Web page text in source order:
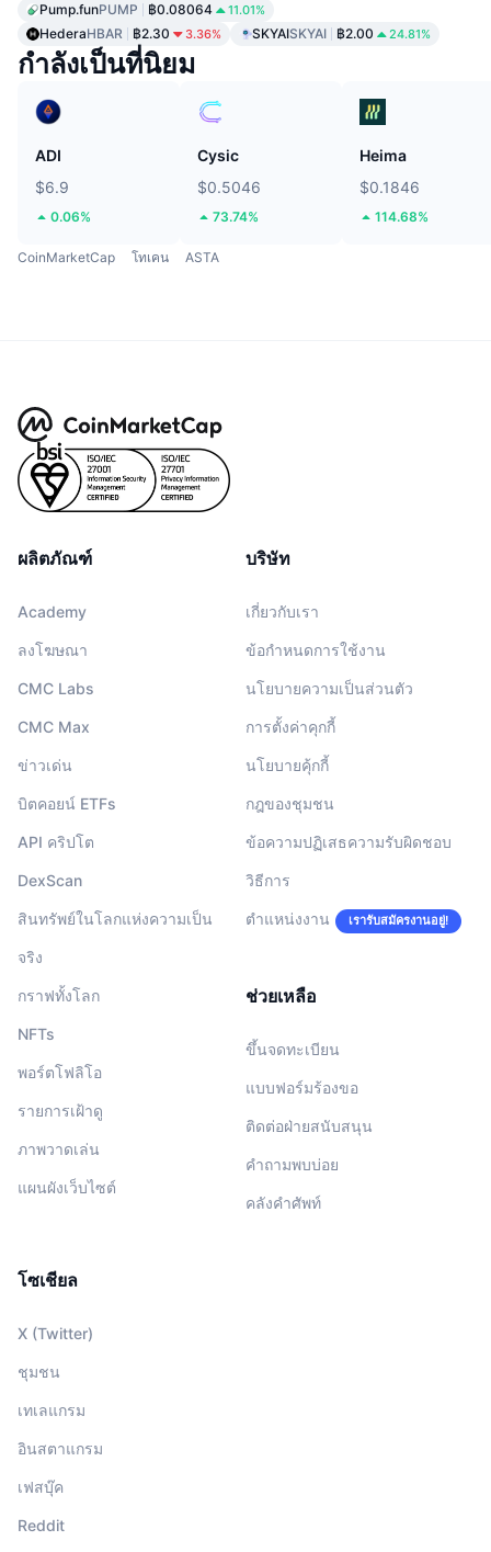
Pump.funPUMP ฿0.08064 11.01%
HederaHBAR ฿2.30 3.36% SKYAISKYAI ฿2.00 24.81%
กำลังเป็นที่นิยม
ADI
$6.9
0.06%
Cysic
$0.5046
73.74%
Heima
$0.1846
114.68%
CoinMarketCap โทเคน ASTA
ผลิตภัณฑ์
Academy
ลงโฆษณา
CMC Labs
CMC Max
ข่าวเด่น
บิตคอยน์ ETFs
API คริปโต
DexScan
สินทรัพย์ในโลกแห่งความเป็น
จริง
กราฟทั้งโลก
NFTs
พอร์ตโฟลิโอ
รายการเฝ้าดู
ภาพวาดเล่น
แผนผังเว็บไซต์
บริษัท
เกี่ยวกับเรา
ข้อกำหนดการใช้งาน
นโยบายความเป็นส่วนตัว
การตั้งค่าคุกกี้
นโยบายคุ้กกี้
กฎของชุมชน
ข้อความปฏิเสธความรับผิดชอบ
วิธีการ
ตำแหน่งงาน เรารับสมัครงานอยู่!
ช่วยเหลือ
ขึ้นจดทะเบียน
แบบฟอร์มร้องขอ
ติดต่อฝ่ายสนับสนุน
คำถามพบบ่อย
คลังคำศัพท์
โซเชียล
X (Twitter)
ชุมชน
เทเลแกรม
อินสตาแกรม
เฟสบุ๊ค
Reddit